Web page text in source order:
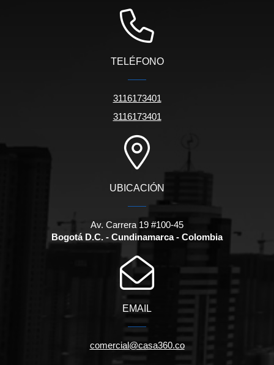
TELÉFONO
3116173401
3116173401
UBICACIÓN
Av. Carrera 19 #100-45
Bogotá D.C. - Cundinamarca - Colombia
EMAIL
comercial@casa360.co